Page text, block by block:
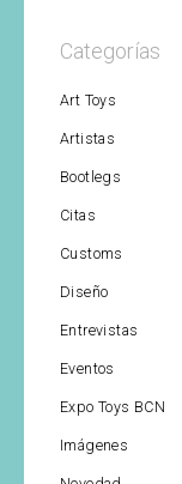
Categorías
Art Toys
Artistas
Bootlegs
Citas
Customs
Diseño
Entrevistas
Eventos
Expo Toys BCN
Imágenes